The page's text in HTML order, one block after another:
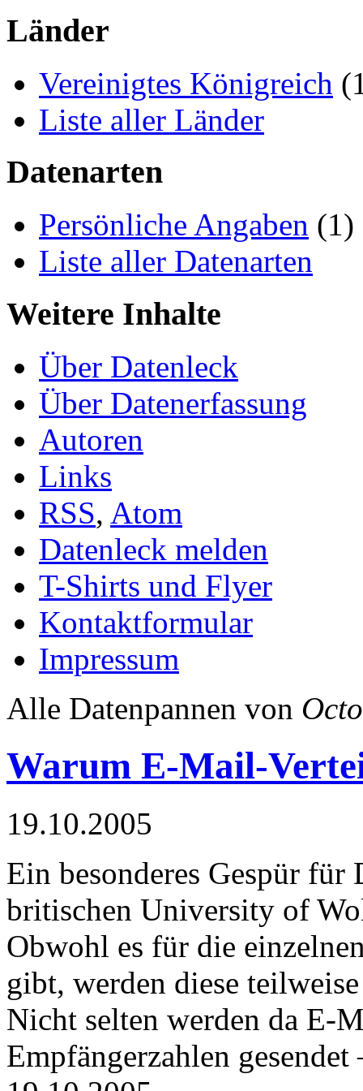
Länder
Vereinigtes Königreich
Liste aller Länder
Datenarten
Persönliche Angaben (1)
Liste aller Datenarten
Weitere Inhalte
Über Datenleck
Über Datenerfassung
Autoren
Links
RSS, Atom
Datenleck melden
T-Shirts und Flyer
Kontaktformular
Impressum
Alle Datenpannen von
Warum E-Mail-
19.10.2005
Ein besonderes Gespür für
britischen University of
Obwohl es für die
gibt, werden diese
Nicht selten werden da E-
Empfängerzahlen